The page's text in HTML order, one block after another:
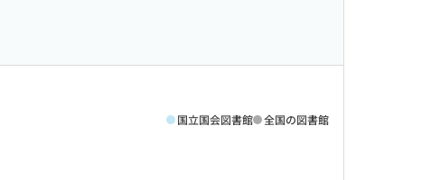
国立国会図書館 全国の図書館